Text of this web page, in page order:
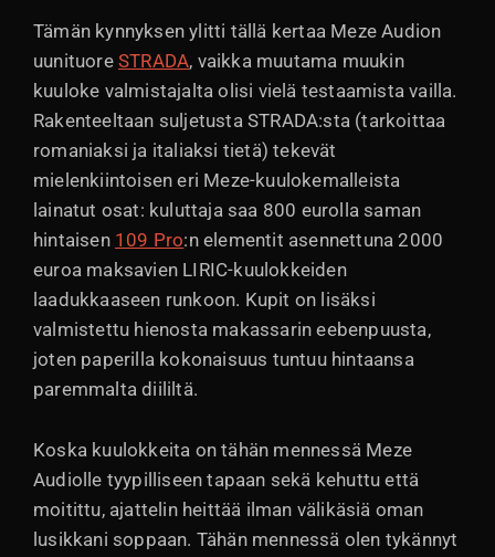
Tämän kynnyksen ylitti tällä kertaa Meze Audion
uunituore STRADA, vaikka muutama muukin
kuuloke valmistajalta olisi vielä testaamista vailla.
Rakenteeltaan suljetusta STRADA:sta (tarkoittaa
romaniaksi ja italiaksi tietä) tekevät
mielenkiintoisen eri Meze-kuulokemalleista
lainatut osat: kuluttaja saa 800 eurolla saman
hintaisen 109 Pro:n elementit asennettuna 2000
euroa maksavien LIRIC-kuulokkeiden
laadukkaaseen runkoon. Kupit on lisäksi
valmistettu hienosta makassarin eebenpuusta,
joten paperilla kokonaisuus tuntuu hintaansa
paremmalta diililtä.
Koska kuulokkeita on tähän mennessä Meze
Audiolle tyypilliseen tapaan sekä kehuttu että
moitittu, ajattelin heittää ilman välikäsiä oman
lusikkani soppaan. Tähän mennessä olen tykännyt